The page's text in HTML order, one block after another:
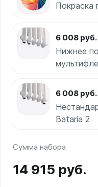
Покраска
6 008 руб.
Нижнее
6 008 руб.
Bataria 2
Сумма набора
14 915 руб.